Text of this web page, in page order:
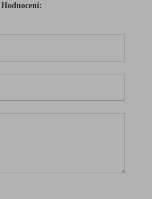
Hodnocení: